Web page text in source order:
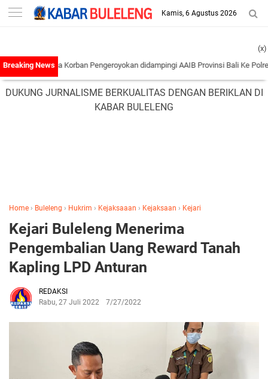
-->
Kamis, 6 Agustus 2026
Korban Pengeroyokan didampingi AAIB Provinsi Bali Ke Polres Tabanan
(x)
DUKUNG JURNALISME BERKUALITAS DENGAN BERIKLAN DI
KABAR BULELENG
Home › Buleleng › Hukrim › Kejaksaaan › Kejaksaan › Kejari
Kejari Buleleng Menerima
Pengembalian Uang Reward Tanah
Kapling LPD Anturan
REDAKSI
Rabu, 27 Juli 2022
7/27/2022